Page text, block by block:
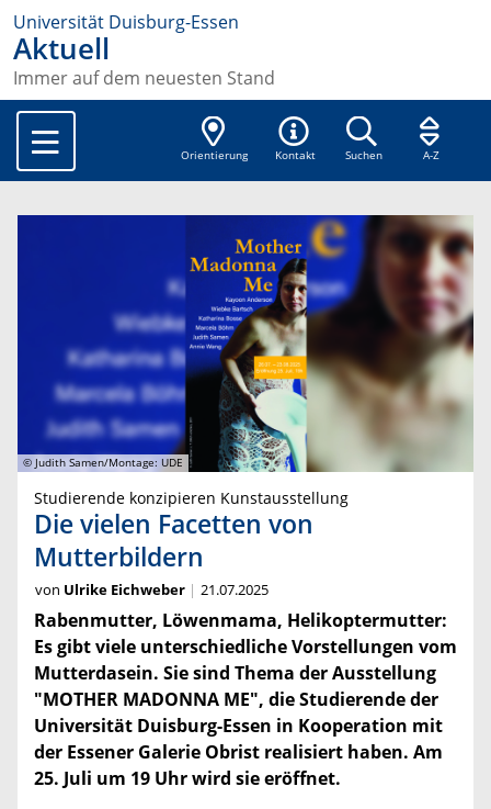
Universität Duisburg-Essen
Aktuell
Immer auf dem neuesten Stand
Orientierung Kontakt Suchen A-Z
© Judith Samen/Montage: UDE
Studierende konzipieren Kunstausstellung
Die vielen Facetten von
Mutterbildern
von Ulrike Eichweber 21.07.2025
Rabenmutter, Löwenmama, Helikoptermutter:
Es gibt viele unterschiedliche Vorstellungen vom
Mutterdasein. Sie sind Thema der Ausstellung
"MOTHER MADONNA ME", die Studierende der
Universität Duisburg-Essen in Kooperation mit
der Essener Galerie Obrist realisiert haben. Am
25. Juli um 19 Uhr wird sie eröffnet.